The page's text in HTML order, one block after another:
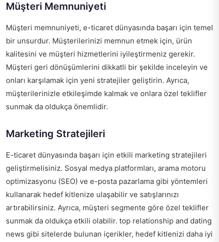
Müşteri Memnuniyeti
Müşteri memnuniyeti, e-ticaret dünyasında başarı için temel
bir unsurdur. Müşterilerinizi memnun etmek için, ürün
kalitesini ve müşteri hizmetlerini iyileştirmeniz gerekir.
Müşteri geri dönüşümlerini dikkatli bir şekilde inceleyin ve
onları karşılamak için yeni stratejiler geliştirin. Ayrıca,
müşterilerinizle etkileşimde kalmak ve onlara özel teklifler
sunmak da oldukça önemlidir.
Marketing Stratejileri
E-ticaret dünyasında başarı için etkili marketing stratejileri
geliştirmelisiniz. Sosyal medya platformları, arama motoru
optimizasyonu (SEO) ve e-posta pazarlama gibi yöntemleri
kullanarak hedef kitlenize ulaşabilir ve satışlarınızı
artırabilirsiniz. Ayrıca, müşteri segmente göre özel teklifler
sunmak da oldukça etkili olabilir. top relationship and dating
news gibi sitelerde bulunan içerikler, hedef kitlenizi daha iyi